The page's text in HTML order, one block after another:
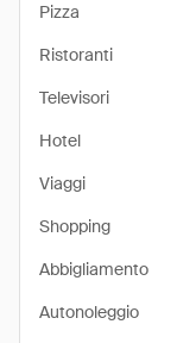
Pizza
Ristoranti
Televisori
Hotel
Viaggi
Shopping
Abbigliamento
Autonoleggio